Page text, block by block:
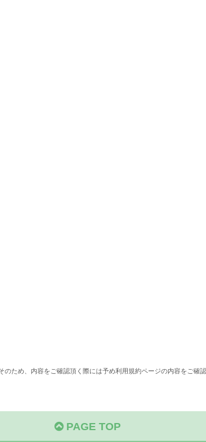
ため、内容をご確認頂く際には予め利用規約ページの内容をご確
PAGE TOP